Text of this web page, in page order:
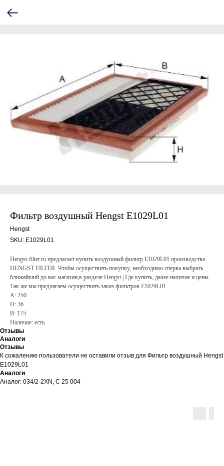
Фильтр воздушный Hengst E1029L01
Hengst
SKU: E1029L01
Hengst-filter.ru предлагает купить воздушный фильтр E1029L01 производства
HENGST FILTER. Чтобы осуществить покупку, необходимо сперва выбрать
ближайший до вас магазин,в разделе Hengst | Где купить, далее наличие и цены.
Так же мы предлагаем осуществить заказ фильтров E1029L01.
A: 250
H: 36
B: 175
Наличие: есть
Отзывы
Аналоги
Отзывы
К сожалению пользователи не оставили отзыв для Фильтр воздушный Hengst
E1029L01
Аналоги
Аналог: 034/2-2XN, C 25 004